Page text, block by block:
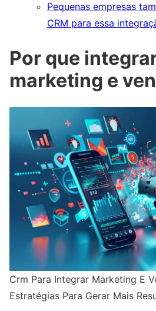
Pequenas empresas
CRM para essa
Por que
marketing e
Crm Para Integrar Marketing E
Estratégias Para Gerar Mais